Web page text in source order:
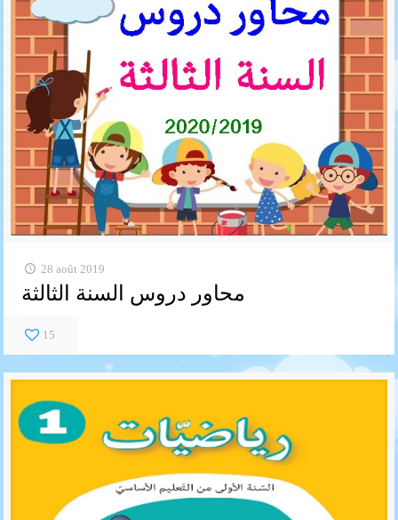
28 août 2019
محاور دروس السنة الثالثة
15